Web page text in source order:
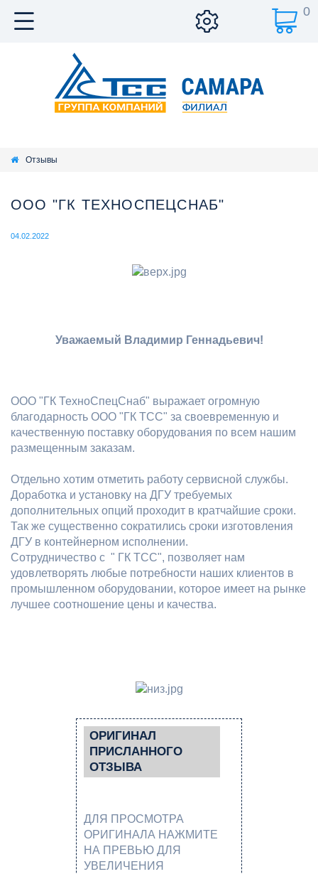
0
Отзывы
ООО "ГК ТЕХНОСПЕЦСНАБ"
04.02.2022
Уважаемый Владимир Геннадьевич!
ООО "ГК ТехноСпецСнаб" выражает огромную
благодарность ООО "ГК ТСС" за своевременную и
качественную поставку оборудования по всем нашим
размещенным заказам.
Отдельно хотим отметить работу сервисной службы.
Доработка и установку на ДГУ требуемых
дополнительных опций проходит в кратчайшие сроки.
Так же существенно сократились сроки изготовления
ДГУ в контейнерном исполнении.
Сотрудничество с " ГК ТСС", позволяет нам
удовлетворять любые потребности наших клиентов в
промышленном оборудовании, которое имеет на рынке
лучшее соотношение цены и качества.
ОРИГИНАЛ
ПРИСЛАННОГО
ОТЗЫВА
ДЛЯ ПРОСМОТРА
ОРИГИНАЛА НАЖМИТЕ
НА ПРЕВЬЮ ДЛЯ
УВЕЛИЧЕНИЯ